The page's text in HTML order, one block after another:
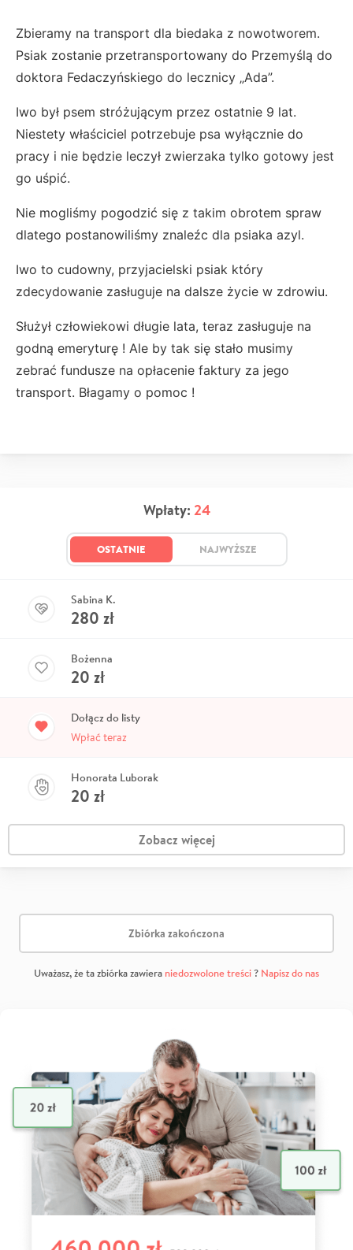
Zbieramy na transport dla biedaka z nowotworem.
Psiak zostanie przetransportowany do Przemyślą do
doktora Fedaczyńskiego do lecznicy „Ada”.
Iwo był psem stróżującym przez ostatnie 9 lat.
Niestety właściciel potrzebuje psa wyłącznie do
pracy i nie będzie leczył zwierzaka tylko gotowy jest
go uśpić.
Nie mogliśmy pogodzić się z takim obrotem spraw
dlatego postanowiliśmy znaleźc dla psiaka azyl.
Iwo to cudowny, przyjacielski psiak który
zdecydowanie zasługuje na dalsze życie w zdrowiu.
Służył człowiekowi długie lata, teraz zasługuje na
godną emeryturę ! Ale by tak się stało musimy
zebrać fundusze na opłacenie faktury za jego
transport. Błagamy o pomoc !
Wpłaty: 24
OSTATNIE NAJWYŻSZE
Sabina K.
280 zł
Bożenna
20 zł
Dołącz do listy
Wpłać teraz
Honorata Luborak
20 zł
Zobacz więcej
Zbiórka zakończona
Uważasz, że ta zbiórka zawiera niedozwolone treści? Napisz do nas